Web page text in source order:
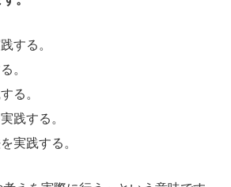
する。
。
る。
践する。
実践する。